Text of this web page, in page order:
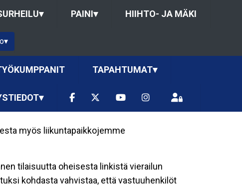
▾ PAINI▾ HIIHTO- JA MÄKI
▾
TAPAHTUMAT▾
▾
myös liikuntapaikkojemme
tilaisuutta oheisesta linkistä vierailun
kohdasta vahvistaa, että vastuuhenkilöt